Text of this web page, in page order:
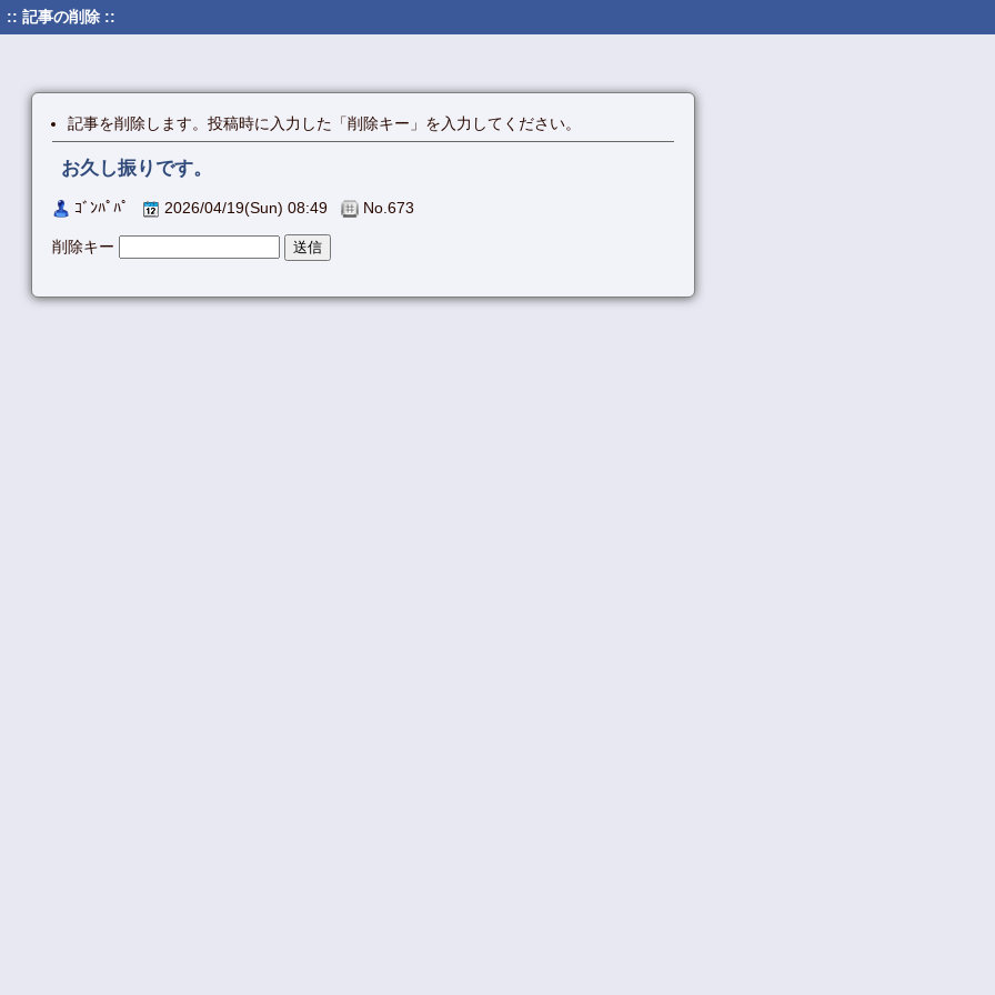
:: 記事の削除 ::
記事を削除します。投稿時に入力した「削除キー」を入力してください。
お久し振りです。
ｺﾞﾝﾊﾟﾊﾟ 2026/04/19(Sun) 08:49 No.673
削除キー